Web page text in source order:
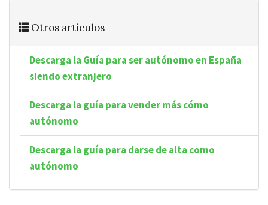
Otros artículos
Descarga la Guía para ser autónomo en España
siendo extranjero
Descarga la guía para vender más cómo
autónomo
Descarga la guía para darse de alta como
autónomo